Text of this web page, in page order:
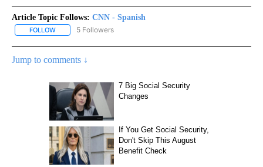
Article Topic Follows: CNN - Spanish
FOLLOW FOLLOW "CNN - SPANISH" TO RECEIVE NOTIFICATIONS ABOUT
5 Followers
Jump to comments ↓